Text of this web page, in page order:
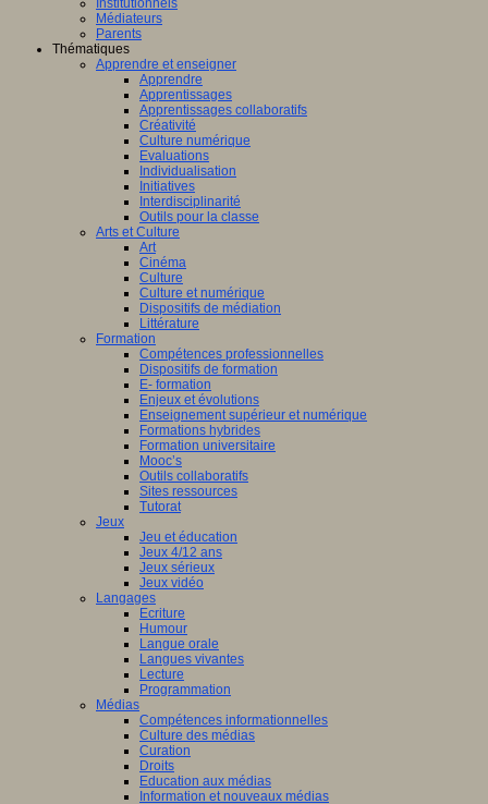
Institutionnels
Médiateurs
Parents
Thématiques
Apprendre et enseigner
Apprendre
Apprentissages
Apprentissages collaboratifs
Créativité
Culture numérique
Evaluations
Individualisation
Initiatives
Interdisciplinarité
Outils pour la classe
Arts et Culture
Art
Cinéma
Culture
Culture et numérique
Dispositifs de médiation
Littérature
Formation
Compétences professionnelles
Dispositifs de formation
E- formation
Enjeux et évolutions
Enseignement supérieur et numérique
Formations hybrides
Formation universitaire
Mooc’s
Outils collaboratifs
Sites ressources
Tutorat
Jeux
Jeu et éducation
Jeux 4/12 ans
Jeux sérieux
Jeux vidéo
Langages
Ecriture
Humour
Langue orale
Langues vivantes
Lecture
Programmation
Médias
Compétences informationnelles
Culture des médias
Curation
Droits
Education aux médias
Information et nouveaux médias